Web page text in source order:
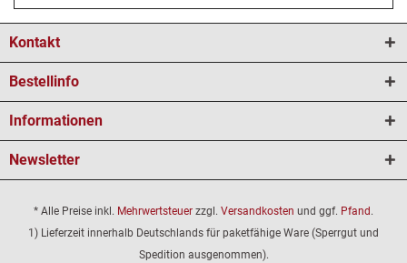
Kontakt
Bestellinfo
Informationen
Newsletter
* Alle Preise inkl. Mehrwertsteuer zzgl. Versandkosten und ggf. Pfand.
1) Lieferzeit innerhalb Deutschlands für paketfähige Ware (Sperrgut und
Spedition ausgenommen).